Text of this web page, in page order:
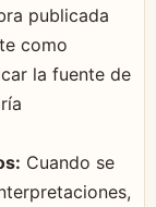
publicada
como
la fuente de
Cuando se